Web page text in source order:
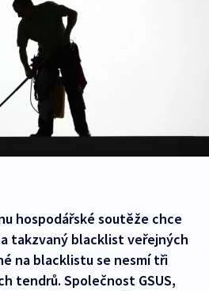
hospodářské soutěže chce
takzvaný blacklist veřejných
na blacklistu se nesmí tři
tendrů. Společnost GSUS,